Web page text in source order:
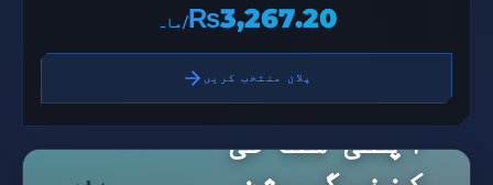
₨3,267.20/ماہ
پلان منتخب کریں
اپنی مثالی